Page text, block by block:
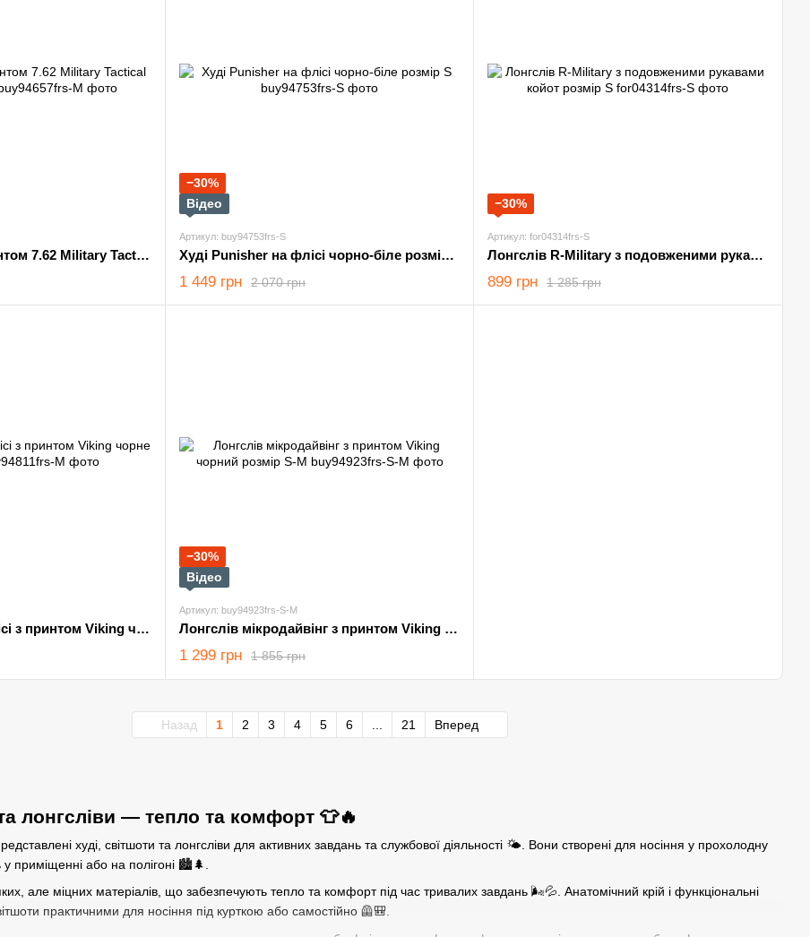
лонгсліви — тепло та комфорт 👕🔥
худі, світшоти та лонгсліви для активних завдань та службової діяльності 🌤️. Вони створені для носіння у прохолодну
приміщенні або на полігоні 🏙️🌲.
але міцних матеріалів, що забезпечують тепло та комфорт під час тривалих завдань 🌬️💦. Анатомічний крій і функціональні
практичними для носіння під курткою або самостійно 🦺🎒.
Флісове Худі з принтом 7.62 Military Tactical койот розмір M
−30%
Відео
Артикул: buy94753frs-S
Худі Punisher на флісі чорно-біле розмір S
2 070 грн
1 449 грн
−30%
Артикул: for04314frs-S
Лонгслів R-Military з подовженими рукавами койот розмір S
1 285 грн
899 грн
Худі Genesis на флісі з принтом Viking чорне розмір M
−30%
Відео
Артикул: buy94923frs-S-M
Лонгслів мікродайвінг з принтом Viking чорний розмір S-M
1 855 грн
1 299 грн
Назад 1 2 3 4 5 6 21 Вперед